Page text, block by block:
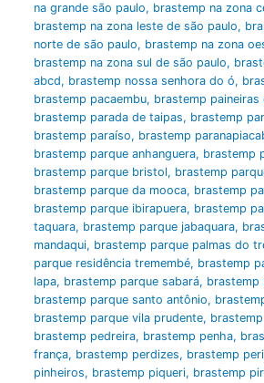
na grande são paulo, brastemp na zona
brastemp na zona leste de são paulo,
norte de são paulo, brastemp na zona
brastemp na zona sul de são paulo,
abcd, brastemp nossa senhora do ó,
brastemp pacaembu, brastemp paineiras
brastemp parada de taipas, brastemp
brastemp paraíso, brastemp
brastemp parque anhanguera, brastemp
brastemp parque bristol, brastemp
brastemp parque da mooca, brastemp
brastemp parque ibirapuera, brastemp
taquara, brastemp parque jabaquara,
mandaqui, brastemp parque palmas do
parque residência tremembé, brastemp
lapa, brastemp parque sabará, brastemp
brastemp parque santo antônio,
brastemp parque vila prudente,
brastemp pedreira, brastemp penha,
frança, brastemp perdizes, brastemp peri
pinheiros, brastemp piqueri, brastemp